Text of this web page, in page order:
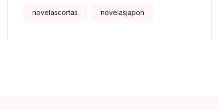
novelascortas novelasjapon